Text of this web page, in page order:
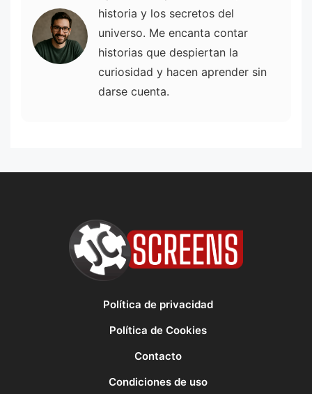
historia y los secretos del
universo. Me encanta contar
historias que despiertan la
curiosidad y hacen aprender sin
darse cuenta.
Política de privacidad
Política de Cookies
Contacto
Condiciones de uso